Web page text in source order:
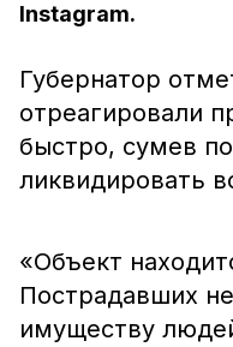
Instagram.
Губернатор
отреагировали
быстро, сумев
ликвидировать
«Объект
Пострадавших
имуществу